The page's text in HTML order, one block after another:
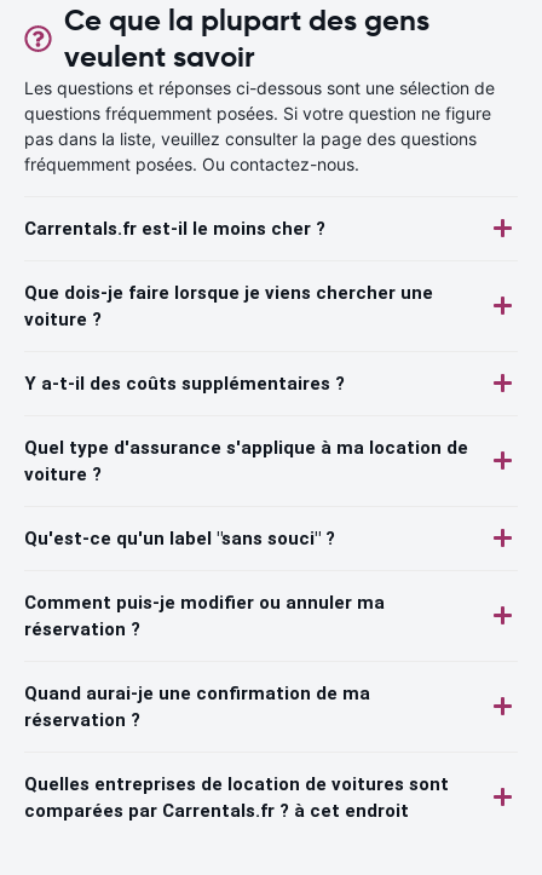
Ce que la plupart des gens
veulent savoir
Les questions et réponses ci-dessous sont une sélection de
questions fréquemment posées. Si votre question ne figure
pas dans la liste, veuillez consulter la page des questions
fréquemment posées. Ou contactez-nous.
Carrentals.fr est-il le moins cher ?
Que dois-je faire lorsque je viens chercher une
voiture ?
Y a-t-il des coûts supplémentaires ?
Quel type d'assurance s'applique à ma location de
voiture ?
Qu'est-ce qu'un label "sans souci" ?
Comment puis-je modifier ou annuler ma
réservation ?
Quand aurai-je une confirmation de ma
réservation ?
Quelles entreprises de location de voitures sont
comparées par Carrentals.fr ? à cet endroit